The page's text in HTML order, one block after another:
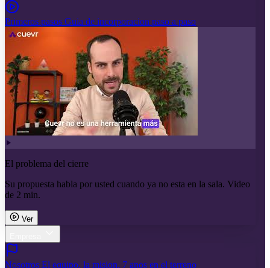
Primeros pasos Guia de incorporacion paso a paso
El problema del cierre
Su propuesta habla por usted cuando ya no esta en la sala. Video
de 2 min.
Ver
Nosotros El equipo, la mision, 7 anos en el terreno